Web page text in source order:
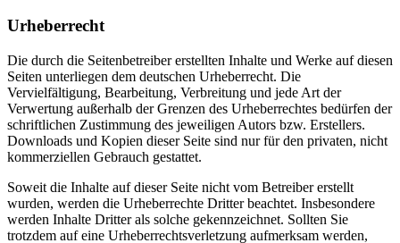
Urheberrecht
Die durch die Seitenbetreiber erstellten Inhalte und Werke auf diesen
Seiten unterliegen dem deutschen Urheberrecht. Die
Vervielfältigung, Bearbeitung, Verbreitung und jede Art der
Verwertung außerhalb der Grenzen des Urheberrechtes bedürfen der
schriftlichen Zustimmung des jeweiligen Autors bzw. Erstellers.
Downloads und Kopien dieser Seite sind nur für den privaten, nicht
kommerziellen Gebrauch gestattet.
Soweit die Inhalte auf dieser Seite nicht vom Betreiber erstellt
wurden, werden die Urheberrechte Dritter beachtet. Insbesondere
werden Inhalte Dritter als solche gekennzeichnet. Sollten Sie
trotzdem auf eine Urheberrechtsverletzung aufmerksam werden,